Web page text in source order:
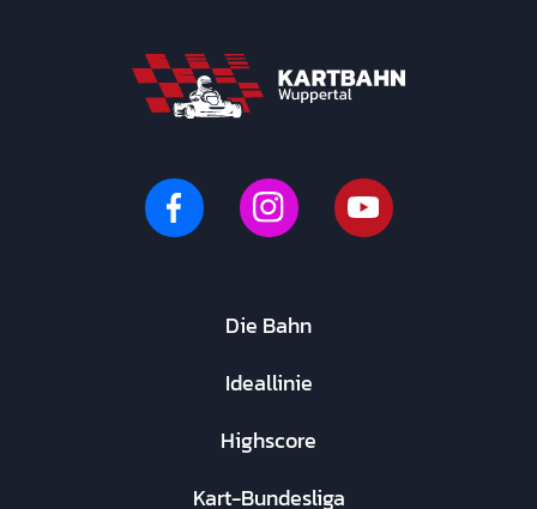
Die Bahn
Ideallinie
Highscore
Kart-Bundesliga